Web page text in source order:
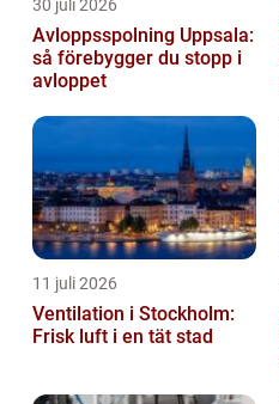
30 juli 2026
Avloppsspolning Uppsala:
så förebygger du stopp i
avloppet
11 juli 2026
Ventilation i Stockholm:
Frisk luft i en tät stad